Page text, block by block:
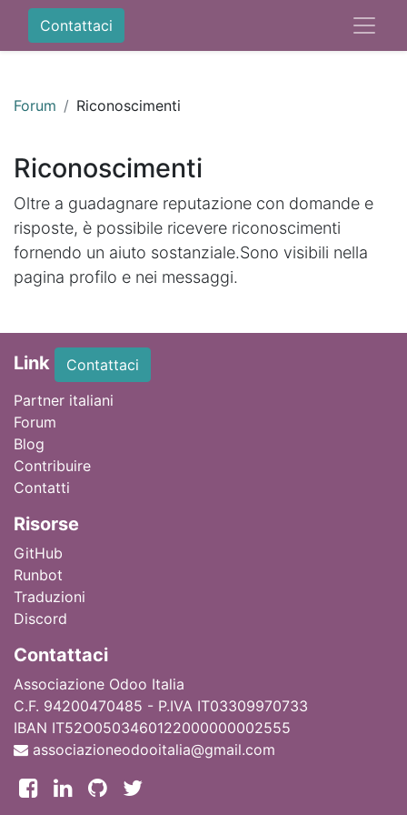
Contattaci
Forum Riconoscimenti
Riconoscimenti
Oltre a guadagnare reputazione con domande e
risposte, è possibile ricevere riconoscimenti
fornendo un aiuto sostanziale.Sono visibili nella
pagina profilo e nei messaggi.
Link
Contattaci
Partner italiani
Forum
Blog
Contribuire
Contatti
Risorse
GitHub
Runbot
Traduzioni
Discord
Contattaci
Associazione Odoo Italia
C.F. 94200470485 - P.IVA IT03309970733
IBAN IT52O0503460122000000002555
associazioneodooitalia@gmail.com